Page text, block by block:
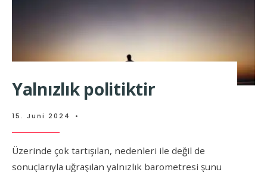
Yalnızlık politiktir
15. Juni 2024 •
Üzerinde çok tartışılan, nedenleri ile değil de
sonuçlarıyla uğraşılan yalnızlık barometresi şunu